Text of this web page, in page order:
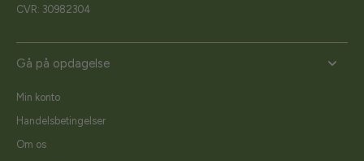
CVR: 30982304
Gå på opdagelse
Min konto
Handelsbetingelser
Om os